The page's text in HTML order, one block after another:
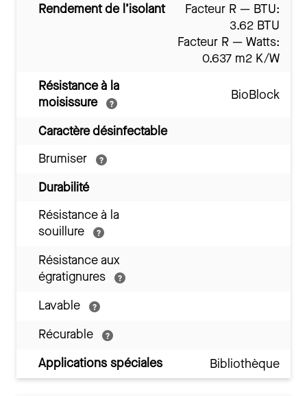
Rendement de l’isolant
Facteur R — BTU:
3.62 BTU
Facteur R — Watts:
0.637 m2 K/W
Résistance à la
moisissure
BioBlock
Caractère désinfectable
Brumiser
Durabilité
Résistance à la
souillure
Résistance aux
égratignures
Lavable
Récurable
Applications spéciales
Bibliothèque